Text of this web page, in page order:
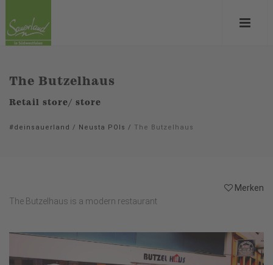
The Butzelhaus
Retail store/ store
#deinsauerland / Neusta POIs / The Butzelhaus
Merken
The Butzelhaus is a modern restaurant